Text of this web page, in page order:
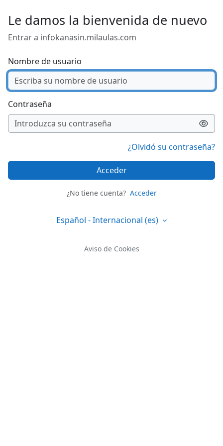
Le damos la bienvenida de nuevo
Entrar a infokanasin.milaulas.com
Nombre de usuario
Contraseña
¿Olvidó su contraseña?
Acceder
¿No tiene cuenta? Acceder
Español - Internacional ‎(es)‎
Aviso de Cookies